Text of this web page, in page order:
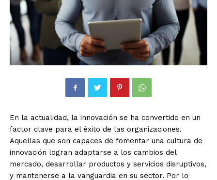
En la actualidad, la innovación se ha convertido en un
factor clave para el éxito de las organizaciones.
Aquellas que son capaces de fomentar una cultura de
innovación logran adaptarse a los cambios del
mercado, desarrollar productos y servicios disruptivos,
y mantenerse a la vanguardia en su sector. Por lo